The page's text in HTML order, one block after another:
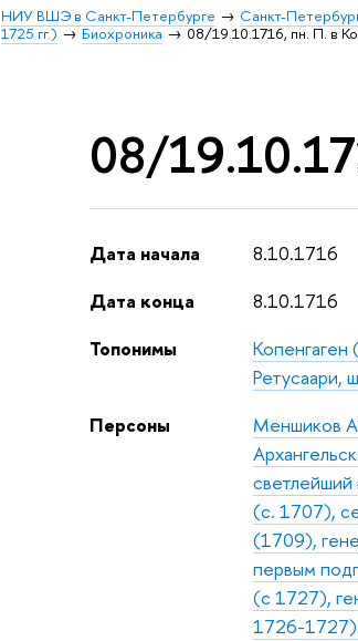
НИУ ВШЭ в Санкт-Петербурге Санкт-
1725 гг.)
Биохроника 08/19.10.1716, пн. П. в
08/
Дата начала
8.10.1716
Дата конца
8.10.1716
Топонимы
Копенгаген
Ретусаари,
Персоны
Меншиков
светлейший
(с. 1707),
(1709),
первым
(с 1727),
1726-